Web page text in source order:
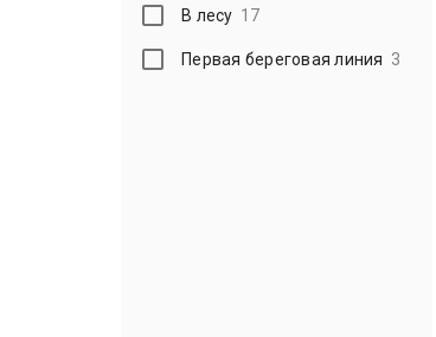
В лесу 17
Первая береговая линия 3